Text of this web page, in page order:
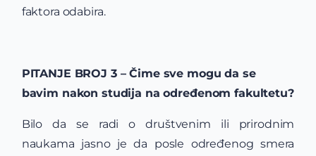
faktora odabira.
PITANJE BROJ 3 – Čime sve mogu da se
bavim nakon studija na određenom fakultetu?
Bilo da se radi o društvenim ili prirodnim
naukama jasno je da posle određenog smera